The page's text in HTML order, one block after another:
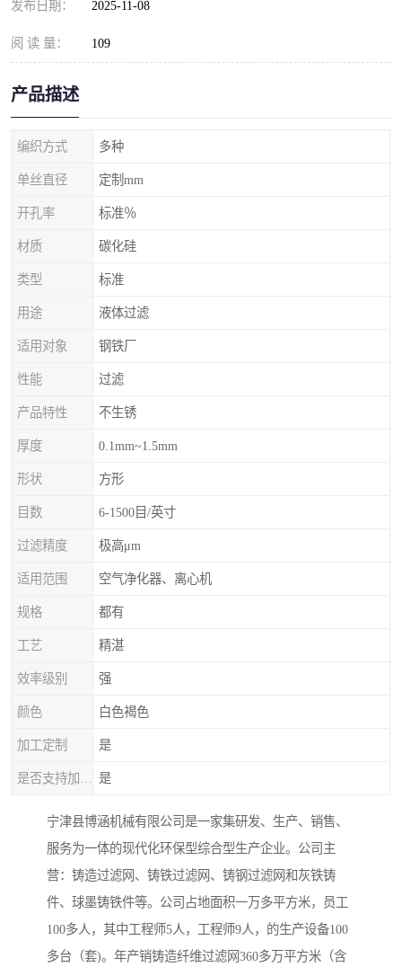
发布日期： 2025-11-08
阅 读 量： 109
产品描述
编织方式 多种
单丝直径 定制mm
开孔率 标准％
材质 碳化硅
类型 标准
用途 液体过滤
适用对象 钢铁厂
性能 过滤
产品特性 不生锈
厚度 0.1mm~1.5mm
形状 方形
目数 6-1500目/英寸
过滤精度 极高μm
适用范围 空气净化器、离心机
规格 都有
工艺 精湛
效率级别 强
颜色 白色褐色
加工定制 是
是
宁津县博涵机械有限公司是一家集研发、生产、销售、
服务为一体的现代化环保型综合型生产企业。公司主
营：铸造过滤网、铸铁过滤网、铸钢过滤网和灰铁铸
件、球墨铸铁件等。公司占地面积一万多平方米，员工
100多人，其中工程师5人，工程师9人，的生产设备100
多台（套)。年产销铸造纤维过滤网360多万平方米（含